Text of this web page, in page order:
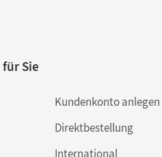
Sie
Kundenkonto anlegen
Direktbestellung
International